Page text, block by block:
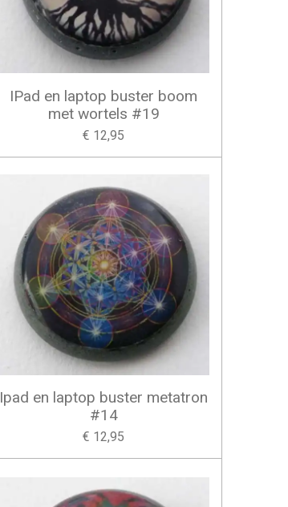
IPad en laptop buster boom
met wortels #19
€ 12,95
Ipad en laptop buster metatron
#14
€ 12,95